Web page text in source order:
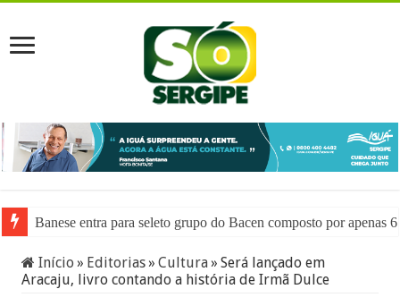
Banese entra para seleto grupo do Bacen composto por apenas
Início » Editorias» Cultura» Será lançado em
Aracaju, livro contando a história de Irmã Dulce